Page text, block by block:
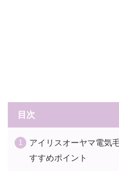
目次
アイリスオーヤマ電気
すすめポイント